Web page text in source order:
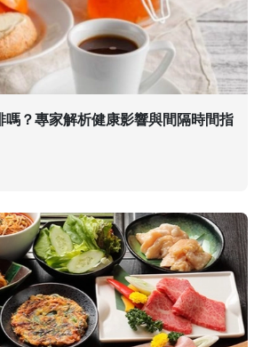
嗎？專家解析健康影響與間隔時間指